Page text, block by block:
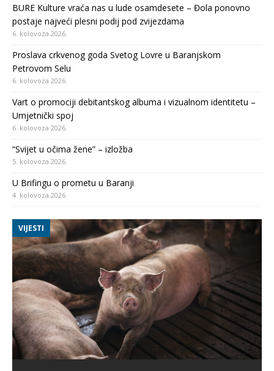
BURE Kulture vraća nas u lude osamdesete – Đola ponovno
postaje najveći plesni podij pod zvijezdama
6. kolovoza 2026.
Proslava crkvenog goda Svetog Lovre u Baranjskom
Petrovom Selu
6. kolovoza 2026.
Vart o promociji debitantskog albuma i vizualnom identitetu –
Umjetnički spoj
6. kolovoza 2026.
“Svijet u očima žene” – izložba
5. kolovoza 2026.
U Brifingu o prometu u Baranji
4. kolovoza 2026.
VIJESTI